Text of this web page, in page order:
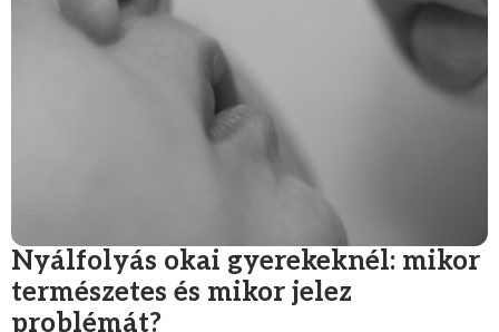
Nyálfolyás okai gyerekeknél: mikor
természetes és mikor jelez
problémát?